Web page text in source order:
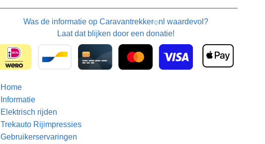
Was de informatie op Caravantrekker🙂nl waardevol?
Laat dat blijken door een donatie!
Home
Informatie
Elektrisch rijden
Trekauto Rijimpressies
Gebruikerservaringen